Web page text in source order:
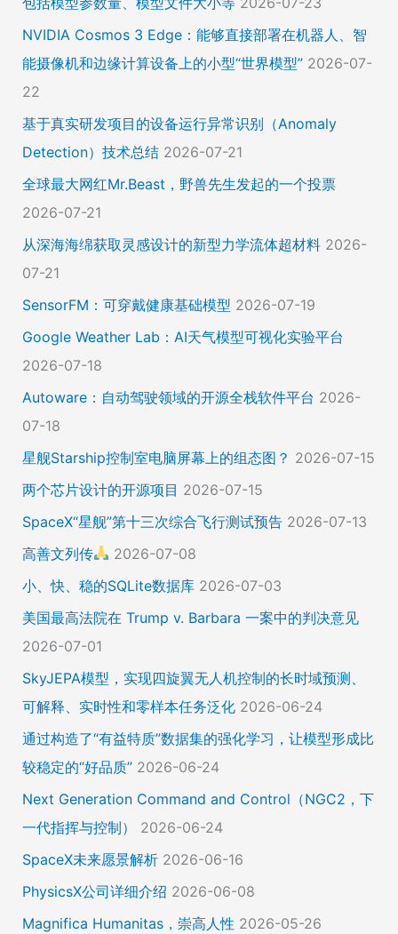
NVIDIA Cosmos 3 Edge：能够直接部署在机器人、智
能摄像机和边缘计算设备上的小型“世界模型” 2026-07-
22
基于真实研发项目的设备运行异常识别（Anomaly
Detection）技术总结 2026-07-21
全球最大网红Mr.Beast，野兽先生发起的一个投票
2026-07-21
从深海海绵获取灵感设计的新型力学流体超材料 2026-
07-21
SensorFM：可穿戴健康基础模型 2026-07-19
Google Weather Lab：AI天气模型可视化实验平台
2026-07-18
Autoware：自动驾驶领域的开源全栈软件平台 2026-
07-18
星舰Starship控制室电脑屏幕上的组态图？ 2026-07-15
两个芯片设计的开源项目 2026-07-15
SpaceX“星舰”第十三次综合飞行测试预告 2026-07-13
高善文列传
2026-07-08
小、快、稳的SQLite数据库 2026-07-03
美国最高法院在 Trump v. Barbara 一案中的判决意见
2026-07-01
SkyJEPA模型，实现四旋翼无人机控制的长时域预测、
可解释、实时性和零样本任务泛化 2026-06-24
通过构造了“有益特质”数据集的强化学习，让模型形成比
较稳定的“好品质” 2026-06-24
Next Generation Command and Control（NGC2，下
一代指挥与控制）
2026-06-24
SpaceX未来愿景解析 2026-06-16
PhysicsX公司详细介绍 2026-06-08
Magnifica Humanitas，崇高人性 2026-05-26